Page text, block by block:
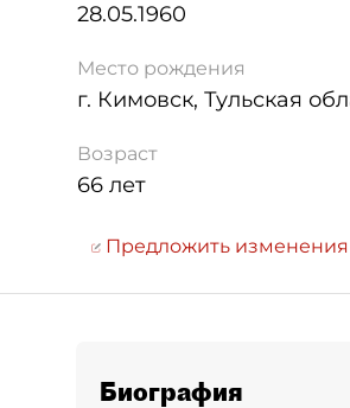
28.05.1960
Место рождения
г. Кимовск, Тульская
Возраст
66 лет
Предложить изменения
Биография